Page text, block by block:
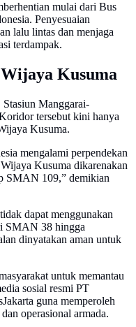
mulai dari Bus
Penyesuaian
lalu lintas dan menjaga
terdampak.
Kusuma
Manggarai-
tersebut kini hanya
Kusuma.
mengalami perpendekan
Kusuma dikarenakan
SMAN 109,” demikian
dapat menggunakan
SMAN 38 hingga
dinyatakan aman untuk
untuk memantau
sosial resmi PT
guna memperoleh
operasional armada.